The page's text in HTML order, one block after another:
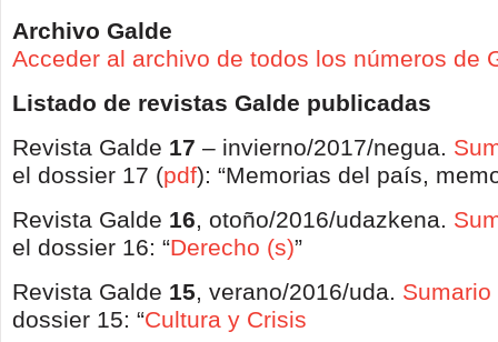
Archivo Galde
Acceder al archivo de todos los números de
Listado de revistas Galde publicadas
Revista Galde 17 – invierno/2017/negua.
el dossier 17 (pdf): “Memorias del país,
Revista Galde 16, otoño/2016/udazkena.
el dossier 16: “Derecho (s)”
Revista Galde 15, verano/2016/uda. Sumario
dossier 15: “Cultura y Crisis